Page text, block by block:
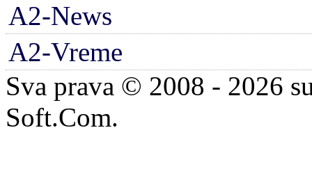
A2-News
A2-Vreme
Sva prava © 2008 - 2026
Soft.Com.